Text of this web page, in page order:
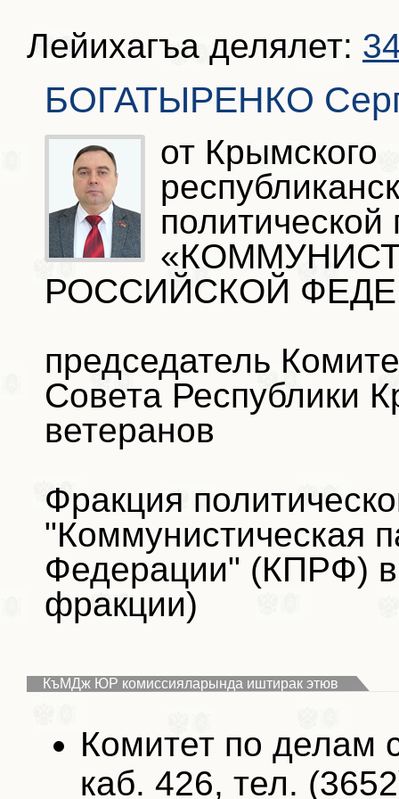
Лейихагъа делялет:
БОГАТЫРЕНКО
от Крымского
политической
РОССИЙСКОЙ
председатель
Совета Республики
ветеранов
Фракция
"Коммунистическая
Федерации" (КПРФ) в
фракции)
КъМДж ЮР комиссияларында иштирак этюв
Комитет по делам
каб. 426, тел.